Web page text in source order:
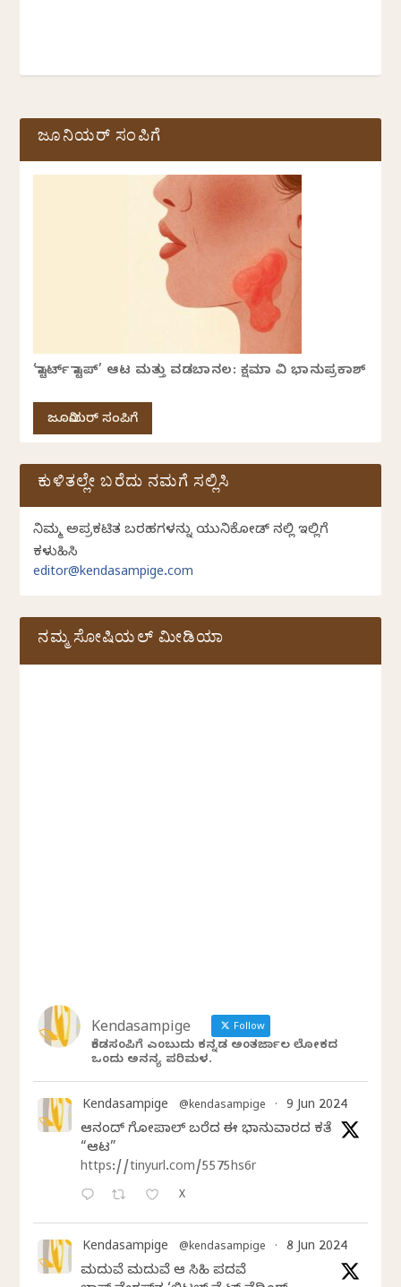
ಜೂನಿಯರ್ ಸಂಪಿಗೆ
‘ಸ್ಟಾರ್ಟ್ ಸ್ಟಾಪ್’ ಆಟ ಮತ್ತು ವಡಬಾನಲ: ಕ್ಷಮಾ ವಿ ಭಾನುಪ್ರಕಾಶ್
ಜೂನಿಯರ್ ಸಂಪಿಗೆ
ಕುಳಿತಲ್ಲೇ ಬರೆದು ನಮಗೆ ಸಲ್ಲಿಸಿ
ನಿಮ್ಮ ಅಪ್ರಕಟಿತ ಬರಹಗಳನ್ನು ಯುನಿಕೋಡ್ ನಲ್ಲಿ ಇಲ್ಲಿಗೆ
ಕಳುಹಿಸಿ
editor@kendasampige.com
ನಮ್ಮ ಸೋಷಿಯಲ್‌ ಮೀಡಿಯಾ
Kendasampige Follow
ಕೆಂಡಸಂಪಿಗೆ ಎಂಬುದು ಕನ್ನಡ ಅಂತರ್ಜಾಲ ಲೋಕದ
ಒಂದು ಅನನ್ಯ ಪರಿಮಳ.
Kendasampige @kendasampige · 9 Jun 2024
ಆನಂದ್‌ ಗೋಪಾಲ್‌ ಬರೆದ ಈ ಭಾನುವಾರದ ಕತೆ
“ಆಟ”
https://tinyurl.com/5575hs6r
X
Kendasampige @kendasampige · 8 Jun 2024
ಮದುವೆ ಮದುವೆ ಆ ಸಿಹಿ ಪದವೆ